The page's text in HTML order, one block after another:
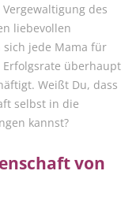
des
liebevollen
sich jede Mama für
überhaupt
Weißt Du, dass
selbst in die
kannst?
von